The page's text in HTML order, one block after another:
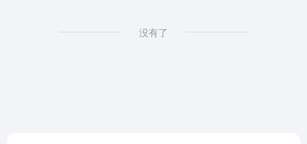
没有了